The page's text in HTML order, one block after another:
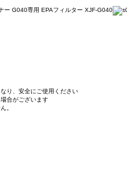
り、安全にご使用ください
合がございます
。